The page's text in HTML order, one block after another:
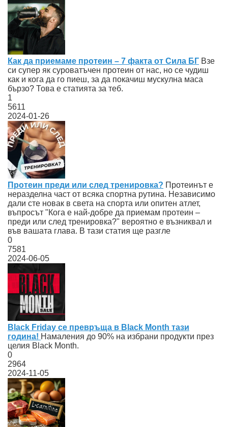
Как да приемаме протеин – 7 факта от Сила БГ Взе
си супер як суроватъчен протеин от нас, но се чудиш
как и кога да го пиеш, за да покачиш мускулна маса
бързо? Това е статията за теб.
1
5611
2024-01-26
Протеин преди или след тренировка? Протеинът е
неразделна част от всяка спортна рутина. Независимо
дали сте новак в света на спорта или опитен атлет,
въпросът "Кога е най-добре да приемам протеин –
преди или след тренировка?" вероятно е възниквал и
във вашата глава. В тази статия ще разгле
0
7581
2024-06-05
Black Friday се превръща в Black Month тази
година! Намаления до 90% на избрани продукти през
целия Black Month.
0
2964
2024-11-05